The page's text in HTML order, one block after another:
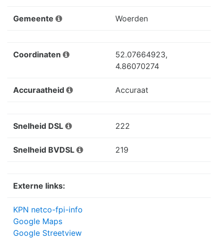
Gemeente Woerden
Coordinaten
52.07664923,
4.86070274
Accuraatheid Accuraat
Snelheid DSL 222
Snelheid BVDSL 219
Externe links:
KPN netco-fpi-info
Google Maps
Google Streetview